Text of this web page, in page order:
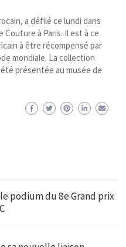
a défilé ce lundi dans
à Paris. Il est à ce
à être récompensé par
mondiale. La collection
présentée au musée de
podium du 8e Grand prix